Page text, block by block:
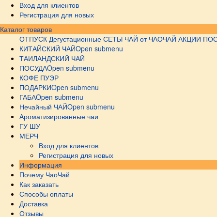
Вход для клиентов
Регистрация для новых
Каталог товаров
ОТПУСК Дегустационные СЕТЫ ЧАЙ от ЧАОЧАЙ АКЦИИ
КИТАЙСКИЙ ЧАЙOpen submenu
ТАИЛАНДСКИЙ ЧАЙ
ПОСУДАOpen submenu
КОФЕ ПУЭР
ПОДАРКИOpen submenu
ГАБАOpen submenu
Нечайный ЧАЙOpen submenu
Ароматизированные чаи
ГУ ШУ
МЕРЧ
Вход для клиентов
Регистрация для новых
Информация
Почему ЧаоЧай
Как заказать
Способы оплаты
Доставка
Отзывы